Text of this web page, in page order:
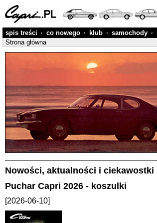
spis treści · co nowego · klub · samochody ·
Strona główna
Nowości, aktualności i ciekawostki
Puchar Capri 2026 - koszulki
[2026-06-10]